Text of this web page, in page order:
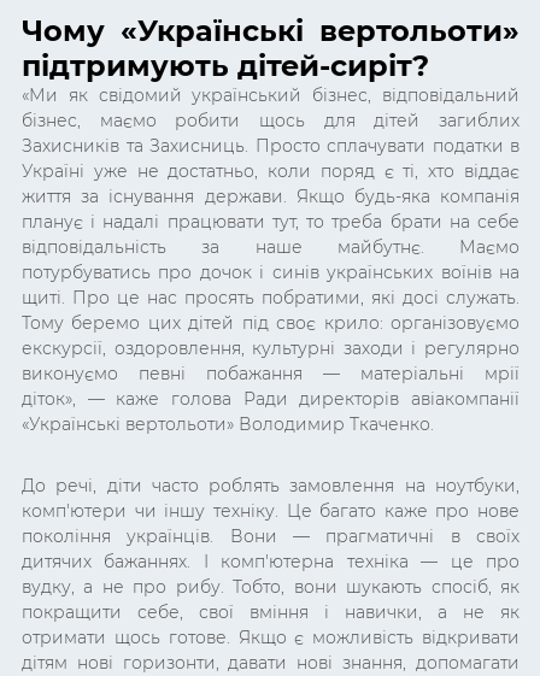
Чому «Українські вертольоти»
підтримують дітей-сиріт?
«Ми як свідомий український бізнес, відповідальний
бізнес, маємо робити щось для дітей загиблих
Захисників та Захисниць. Просто сплачувати податки в
Україні уже не достатньо, коли поряд є ті, хто віддає
життя за існування держави. Якщо будь-яка компанія
планує і надалі працювати тут, то треба брати на себе
відповідальність за наше майбутнє. Маємо
потурбуватись про дочок і синів українських воїнів на
щиті. Про це нас просять побратими, які досі служать.
Тому беремо цих дітей під своє крило: організовуємо
екскурсії, оздоровлення, культурні заходи і регулярно
виконуємо певні побажання — матеріальні мрії
діток», — каже голова Ради директорів авіакомпанії
«Українські вертольоти» Володимир Ткаченко.
До речі, діти часто роблять замовлення на ноутбуки,
комп'ютери чи іншу техніку. Це багато каже про нове
покоління українців. Вони — прагматичні в своїх
дитячих бажаннях. І комп'ютерна техніка — це про
вудку, а не про рибу. Тобто, вони шукають спосіб, як
покращити себе, свої вміння і навички, а не як
отримати щось готове. Якщо є можливість відкривати
дітям нові горизонти, давати нові знання, допомагати